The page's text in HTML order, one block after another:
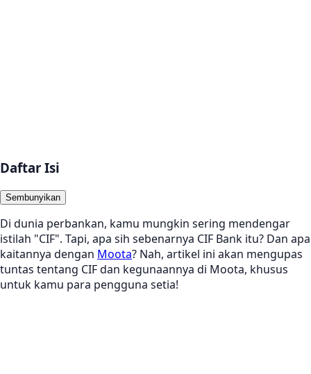
Daftar Isi
Sembunyikan
Di dunia perbankan, kamu mungkin sering mendengar
istilah "CIF". Tapi, apa sih sebenarnya CIF Bank itu? Dan apa
kaitannya dengan Moota? Nah, artikel ini akan mengupas
tuntas tentang CIF dan kegunaannya di Moota, khusus
untuk kamu para pengguna setia!